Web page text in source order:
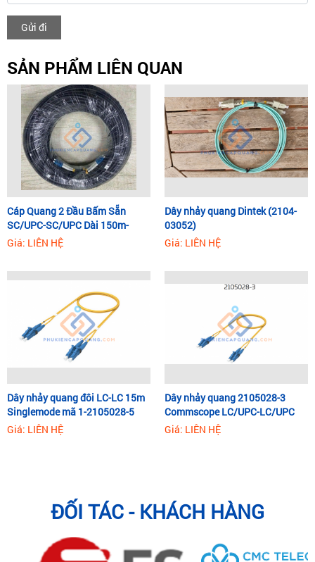
Gửi đi
SẢN PHẨM LIÊN QUAN
Cáp Quang 2 Đầu Bấm Sẵn
SC/UPC-SC/UPC Dài 150m-
350m
Giá: LIÊN HỆ
Dây nhảy quang Dintek (2104-
03052)
Giá: LIÊN HỆ
Dây nhảy quang đôi LC-LC 15m
Singlemode mã 1-2105028-5
Commscope/AMP
Giá: LIÊN HỆ
Dây nhảy quang 2105028-3
Commscope LC/UPC-LC/UPC
dài 3m
Giá: LIÊN HỆ
ĐỐI TÁC - KHÁCH HÀNG